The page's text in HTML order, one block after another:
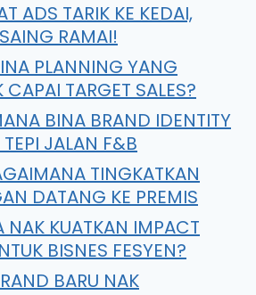
ADS TARIK KE KEDAI,
RAMAI!
PLANNING YANG
CAPAI TARGET SALES?
BINA BRAND IDENTITY
JALAN F&B
TINGKATKAN
DATANG KE PREMIS
KUATKAN IMPACT
BISNES FESYEN?
BARU NAK